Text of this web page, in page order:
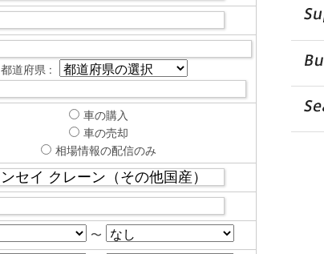
都道府県 :
車の購入
車の売却
相場情報の配信のみ
〜